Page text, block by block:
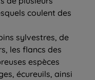
coulent des
sylvestres, de
les flancs des
espèces
écureuils, ainsi